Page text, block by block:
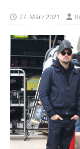
27. März 2021